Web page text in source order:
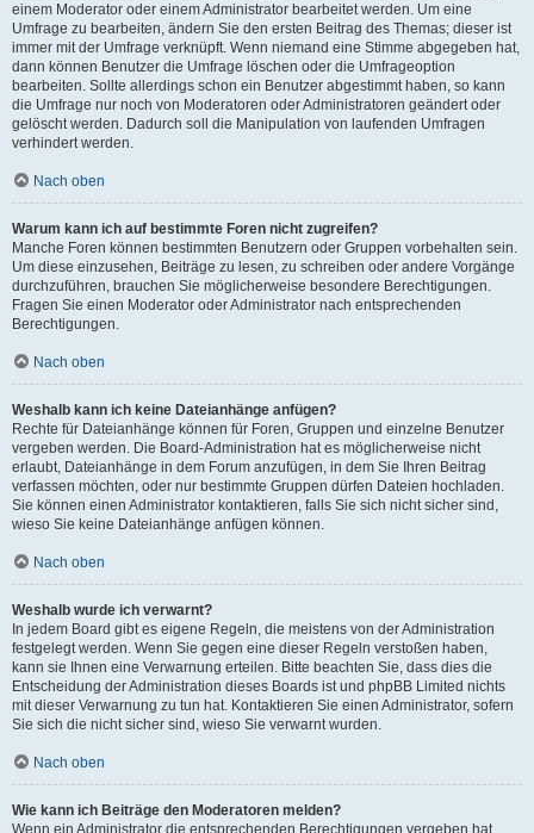
einem Moderator oder einem Administrator bearbeitet werden. Um eine
Umfrage zu bearbeiten, ändern Sie den ersten Beitrag des Themas; dieser ist
immer mit der Umfrage verknüpft. Wenn niemand eine Stimme abgegeben hat,
dann können Benutzer die Umfrage löschen oder die Umfrageoption
bearbeiten. Sollte allerdings schon ein Benutzer abgestimmt haben, so kann
die Umfrage nur noch von Moderatoren oder Administratoren geändert oder
gelöscht werden. Dadurch soll die Manipulation von laufenden Umfragen
verhindert werden.
Nach oben
Warum kann ich auf bestimmte Foren nicht zugreifen?
Manche Foren können bestimmten Benutzern oder Gruppen vorbehalten sein.
Um diese einzusehen, Beiträge zu lesen, zu schreiben oder andere Vorgänge
durchzuführen, brauchen Sie möglicherweise besondere Berechtigungen.
Fragen Sie einen Moderator oder Administrator nach entsprechenden
Berechtigungen.
Nach oben
Weshalb kann ich keine Dateianhänge anfügen?
Rechte für Dateianhänge können für Foren, Gruppen und einzelne Benutzer
vergeben werden. Die Board-Administration hat es möglicherweise nicht
erlaubt, Dateianhänge in dem Forum anzufügen, in dem Sie Ihren Beitrag
verfassen möchten, oder nur bestimmte Gruppen dürfen Dateien hochladen.
Sie können einen Administrator kontaktieren, falls Sie sich nicht sicher sind,
wieso Sie keine Dateianhänge anfügen können.
Nach oben
Weshalb wurde ich verwarnt?
In jedem Board gibt es eigene Regeln, die meistens von der Administration
festgelegt werden. Wenn Sie gegen eine dieser Regeln verstoßen haben,
kann sie Ihnen eine Verwarnung erteilen. Bitte beachten Sie, dass dies die
Entscheidung der Administration dieses Boards ist und phpBB Limited nichts
mit dieser Verwarnung zu tun hat. Kontaktieren Sie einen Administrator, sofern
Sie sich die nicht sicher sind, wieso Sie verwarnt wurden.
Nach oben
Wie kann ich Beiträge den Moderatoren melden?
Wenn ein Administrator die entsprechenden Berechtigungen vergeben hat,